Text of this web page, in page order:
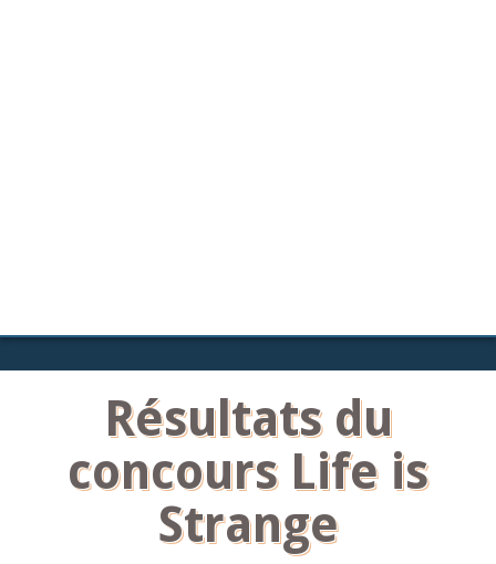
Résultats du
concours Life is
Strange